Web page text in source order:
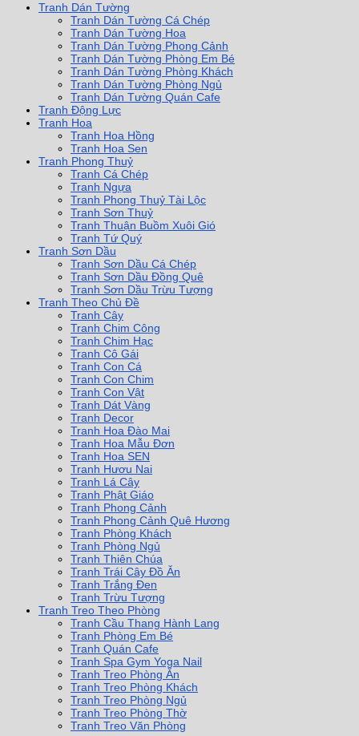
Tranh Dán Tường
Tranh Dán Tường Cá Chép
Tranh Dán Tường Hoa
Tranh Dán Tường Phong Cảnh
Tranh Dán Tường Phòng Em Bé
Tranh Dán Tường Phòng Khách
Tranh Dán Tường Phòng Ngủ
Tranh Dán Tường Quán Cafe
Tranh Động Lực
Tranh Hoa
Tranh Hoa Hồng
Tranh Hoa Sen
Tranh Phong Thuỷ
Tranh Cá Chép
Tranh Ngựa
Tranh Phong Thuỷ Tài Lộc
Tranh Sơn Thuỷ
Tranh Thuận Buồm Xuôi Gió
Tranh Tứ Quý
Tranh Sơn Dầu
Tranh Sơn Dầu Cá Chép
Tranh Sơn Dầu Đồng Quê
Tranh Sơn Dầu Trừu Tượng
Tranh Theo Chủ Đề
Tranh Cây
Tranh Chim Công
Tranh Chim Hạc
Tranh Cô Gái
Tranh Con Cá
Tranh Con Chim
Tranh Con Vật
Tranh Dát Vàng
Tranh Decor
Tranh Hoa Đào Mai
Tranh Hoa Mẫu Đơn
Tranh Hoa SEN
Tranh Hươu Nai
Tranh Lá Cây
Tranh Phật Giáo
Tranh Phong Cảnh
Tranh Phong Cảnh Quê Hương
Tranh Phòng Khách
Tranh Phòng Ngủ
Tranh Thiên Chúa
Tranh Trái Cây Đồ Ăn
Tranh Trắng Đen
Tranh Trừu Tượng
Tranh Treo Theo Phòng
Tranh Cầu Thang Hành Lang
Tranh Phòng Em Bé
Tranh Quán Cafe
Tranh Spa Gym Yoga Nail
Tranh Treo Phòng Ăn
Tranh Treo Phòng Khách
Tranh Treo Phòng Ngủ
Tranh Treo Phòng Thờ
Tranh Treo Văn Phòng